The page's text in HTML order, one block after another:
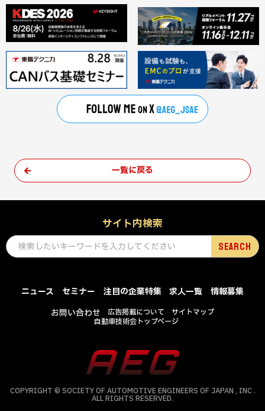
一覧に戻る
サイト内検索
ニュース セミナー 注目の企業特集 求人一覧
情報募集
お問い合わせ
広告掲載について
サイトマップ
自動車技術会トップページ
COPYRIGHT © SOCIETY OF AUTOMOTIVE ENGINEERS OF JAPAN , INC .
ALL RIGHTS RESERVED.